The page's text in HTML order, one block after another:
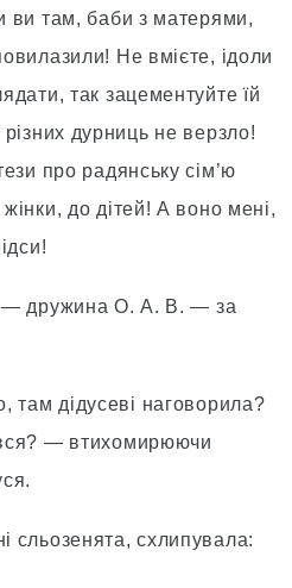
ви там, баби з матерями,
Не вмієте, ідоли
так зацементуйте їй
дурниць не верзло!
про радянську сім’ю
до дітей! А воно мені,
— дружина О. А. В. — за
там дідусеві наговорила?
— втихомирюючи
сльозенята, схлипувала: